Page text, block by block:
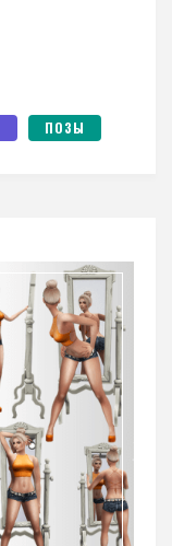
ПОЗЫ